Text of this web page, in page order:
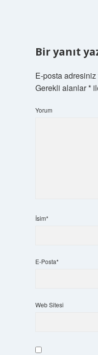
Bir yanıt
E-posta
Gerekli alanlar*
Yorum
İsim*
E-Posta*
Web Sitesi